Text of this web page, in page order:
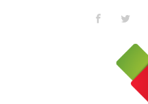
Skip to main content